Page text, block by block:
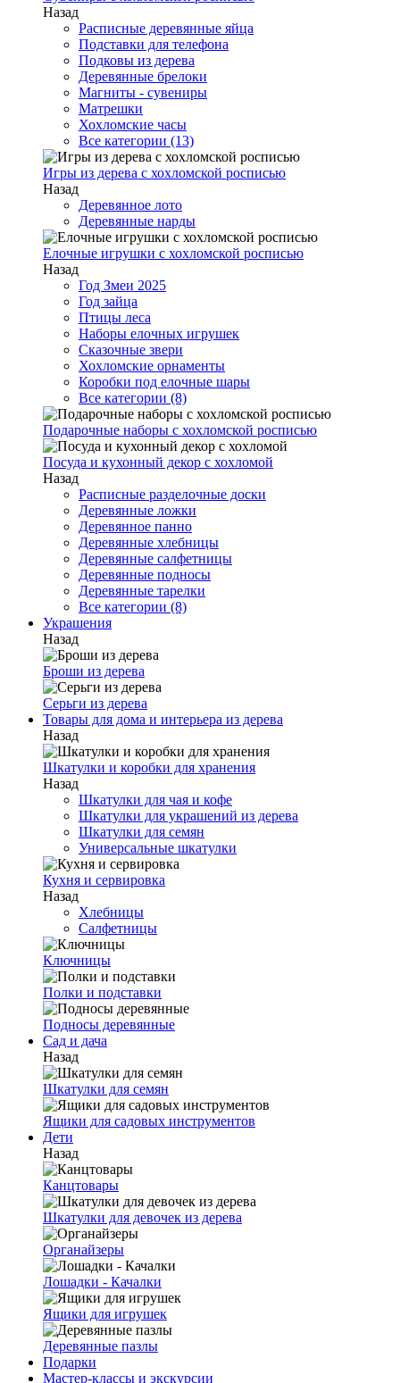
Назад
Расписные деревянные яйца
Подставки для телефона
Подковы из дерева
Деревянные брелоки
Магниты - сувениры
Матрешки
Хохломские часы
Все категории (13)
Игры из дерева с хохломской росписью
Назад
Деревянное лото
Деревянные нарды
Елочные игрушки с хохломской росписью
Назад
Год Змеи 2025
Год зайца
Птицы леса
Наборы елочных игрушек
Сказочные звери
Хохломские орнаменты
Коробки под елочные шары
Все категории (8)
Подарочные наборы с хохломской росписью
Посуда и кухонный декор с хохломой
Назад
Расписные разделочные доски
Деревянные ложки
Деревянное панно
Деревянные хлебницы
Деревянные салфетницы
Деревянные подносы
Деревянные тарелки
Все категории (8)
Украшения
Назад
Броши из дерева
Серьги из дерева
Товары для дома и интерьера из дерева
Назад
Шкатулки и коробки для хранения
Назад
Шкатулки для чая и кофе
Шкатулки для украшений из дерева
Шкатулки для семян
Универсальные шкатулки
Кухня и сервировка
Назад
Хлебницы
Салфетницы
Ключницы
Полки и подставки
Подносы деревянные
Сад и дача
Назад
Шкатулки для семян
Ящики для садовых инструментов
Дети
Назад
Канцтовары
Шкатулки для девочек из дерева
Органайзеры
Лошадки - Качалки
Ящики для игрушек
Деревянные пазлы
Подарки
Мастер-классы и экскурсии